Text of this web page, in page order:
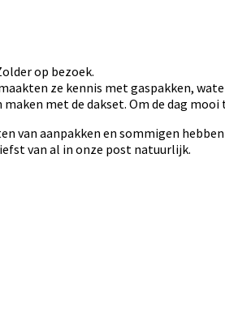
op bezoek.
ze kennis met gaspakken,
met de dakset. Om de dag
van aanpakken en sommigen
van al in onze post natuurlijk.